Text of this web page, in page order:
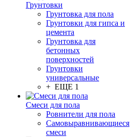
Грунтовки
Грунтовка для пола
Грунтовки для гипса и
цемента
Грунтовка для
бетонных
поверхностей
Грунтовки
универсальные
+ ЕЩЕ 1
Смеси для пола
Ровнители для пола
Самовыравнивающиеся
смеси